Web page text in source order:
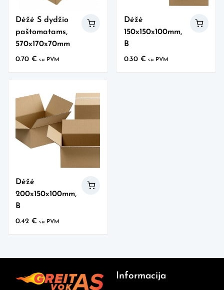
Dėžė S dydžio
paštomatams,
570x170x70mm
0.70€ su PVM
Dėžė
150x150x100mm,
B
0.30 € su PVM
Dėžė
200x150x100mm,
B
0.42€ su PVM
Informacija